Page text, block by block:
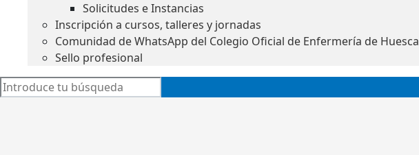
Solicitudes e Instancias
Inscripción a cursos, talleres y jornadas
Comunidad de WhatsApp del Colegio Oficial de Enfermería de Huesca
Sello profesional